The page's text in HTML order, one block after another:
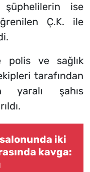
şüphelilerin ise
Ç.K. ile
polis ve sağlık
tarafından
yaralı şahıs
iki
kavga: